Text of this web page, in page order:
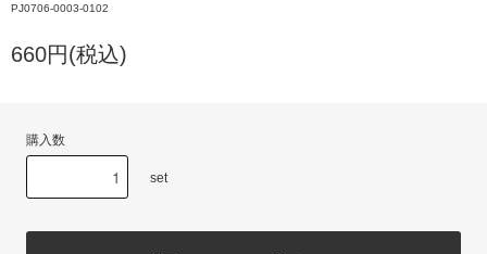
PJ0706-0003-0102
660円(税込)
購入数
set